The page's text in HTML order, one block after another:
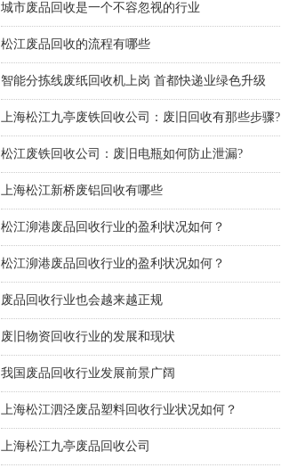
城市废品回收是一个不容忽视的行业
松江废品回收的流程有哪些
智能分拣线废纸回收机上岗 首都快递业绿色升级
上海松江九亭废铁回收公司：废旧回收有那些步骤?
松江废铁回收公司：废旧电瓶如何防止泄漏?
上海松江新桥废铝回收有哪些
松江泖港废品回收行业的盈利状况如何？
松江泖港废品回收行业的盈利状况如何？
废品回收行业也会越来越正规
废旧物资回收行业的发展和现状
我国废品回收行业发展前景广阔
上海松江泗泾废品塑料回收行业状况如何？
上海松江九亭废品回收公司